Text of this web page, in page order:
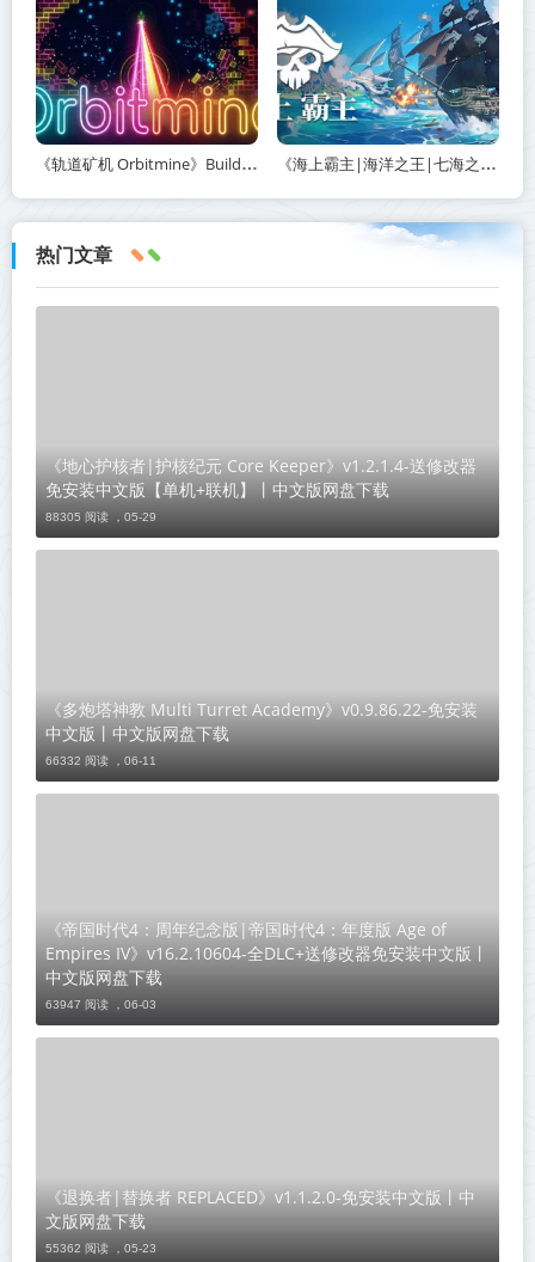
《轨道矿机 Orbitmine》Build.24135737-免安装中文版丨中文版网盘下载 《海上霸主|海洋之王|七海之王 King of Seas》v1.20-免安装中文版丨中文版网盘下载
热门文章
《地心护核者|护核纪元 Core Keeper》v1.2.1.4-送修改器
免安装中文版【单机+联机】丨中文版网盘下载
88305 阅读 ， 05-29
《多炮塔神教 Multi Turret Academy》v0.9.86.22-免安装
中文版丨中文版网盘下载
66332 阅读 ， 06-11
《帝国时代4：周年纪念版|帝国时代4：年度版 Age of
Empires IV》v16.2.10604-全DLC+送修改器免安装中文版丨
中文版网盘下载
63947 阅读 ， 06-03
《退换者|替换者 REPLACED》v1.1.2.0-免安装中文版丨中
文版网盘下载
55362 阅读 ， 05-23